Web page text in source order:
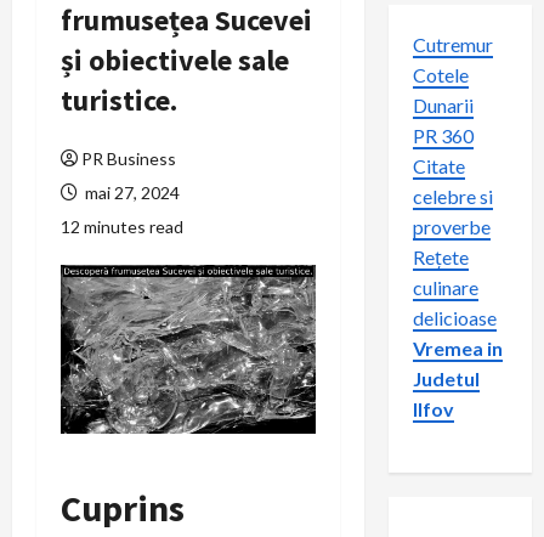
frumusețea Sucevei
și obiectivele sale
turistice.
PR Business
mai 27, 2024
12 minutes read
Cuprins
Cutremur
Cotele
Dunarii
PR 360
Citate
celebre si
proverbe
Rețete
culinare
delicioase
Vremea in
Judetul
Ilfov